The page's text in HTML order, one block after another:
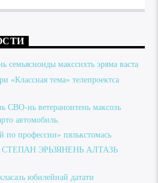
семьяснонды макссихть эряма васта
«Классная тема» телепроектса
СВО-нь ветеранонтень максозь
автомобиль.
по профессии» пялькстомась
ЭРЬЗЯНЕНЬ АЛТАЗЬ
юбилейнай датати